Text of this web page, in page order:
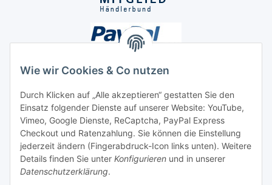
Wie wir Cookies & Co nutzen
Durch Klicken auf „Alle akzeptieren“ gestatten Sie den
Einsatz folgender Dienste auf unserer Website: YouTube,
Vimeo, Google Dienste, ReCaptcha, PayPal Express
Checkout und Ratenzahlung. Sie können die Einstellung
jederzeit ändern (Fingerabdruck-Icon links unten). Weitere
Details finden Sie unter Konfigurieren und in unserer
Datenschutzerklärung.
Unsere Seiten
Social Media